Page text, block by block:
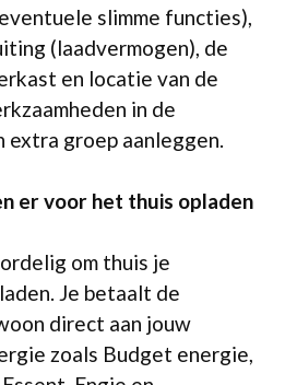
slimme functies),
(laadvermogen), de
en locatie van de
in de
extra groep aanleggen.
er voor het thuis opladen
om thuis je
Je betaalt de
direct aan jouw
zoals Budget energie,